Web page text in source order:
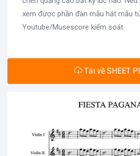
xem được phần đàn mẫu hát mẫu
Youtube/Musescore kiểm soát.
Tải về SHEET